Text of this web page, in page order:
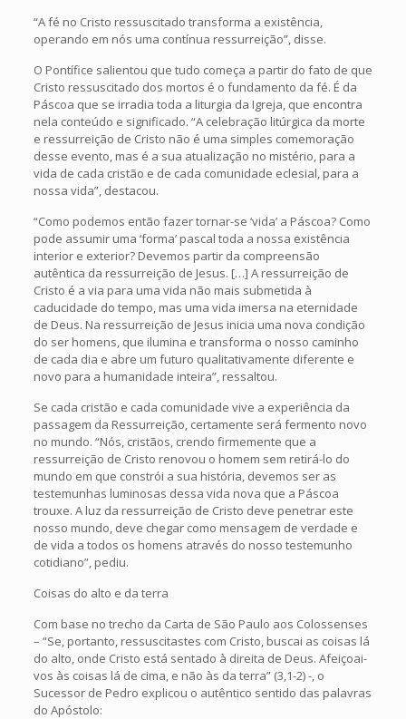
“A fé no Cristo ressuscitado transforma a existência,
operando em nós uma contínua ressurreição”, disse.
O Pontífice salientou que tudo começa a partir do fato de que
Cristo ressuscitado dos mortos é o fundamento da fé. É da
Páscoa que se irradia toda a liturgia da Igreja, que encontra
nela conteúdo e significado. “A celebração litúrgica da morte
e ressurreição de Cristo não é uma simples comemoração
desse evento, mas é a sua atualização no mistério, para a
vida de cada cristão e de cada comunidade eclesial, para a
nossa vida”, destacou.
“Como podemos então fazer tornar-se ‘vida’ a Páscoa? Como
pode assumir uma ‘forma’ pascal toda a nossa existência
interior e exterior? Devemos partir da compreensão
autêntica da ressurreição de Jesus. […] A ressurreição de
Cristo é a via para uma vida não mais submetida à
caducidade do tempo, mas uma vida imersa na eternidade
de Deus. Na ressurreição de Jesus inicia uma nova condição
do ser homens, que ilumina e transforma o nosso caminho
de cada dia e abre um futuro qualitativamente diferente e
novo para a humanidade inteira”, ressaltou.
Se cada cristão e cada comunidade vive a experiência da
passagem da Ressurreição, certamente será fermento novo
no mundo. “Nós, cristãos, crendo firmemente que a
ressurreição de Cristo renovou o homem sem retirá-lo do
mundo em que constrói a sua história, devemos ser as
testemunhas luminosas dessa vida nova que a Páscoa
trouxe. A luz da ressurreição de Cristo deve penetrar este
nosso mundo, deve chegar como mensagem de verdade e
de vida a todos os homens através do nosso testemunho
cotidiano”, pediu.
Coisas do alto e da terra
Com base no trecho da Carta de São Paulo aos Colossenses
– “Se, portanto, ressuscitastes com Cristo, buscai as coisas lá
do alto, onde Cristo está sentado à direita de Deus. Afeiçoai-
vos às coisas lá de cima, e não às da terra” (3,1-2) -, o
Sucessor de Pedro explicou o autêntico sentido das palavras
do Apóstolo: